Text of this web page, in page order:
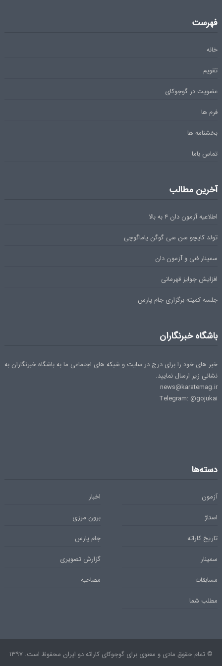
فهرست
خانه
تقویم
عضویت در گوجوکای
فرم ها
بخشنامه ها
تماس باما
آخرین مطالب
اطلاعیه آزمون دان ۴ به بالا
تولد کایچو سن سی گوگن یاماگوچی
سمینار فنی و آزمون دان
افزایش جوایز قهرمانی
جلسه کمیته برگزاری جام پارس
باشگاه خبرنگاران
خبر های خود را برای درج در سایت و شبکه های اجتماعی ما به باشگاه خبرنگاران به
نشانی زیر ارسال نمایید.
news@karatemag.ir
Telegram: @gojukai
دسته‌ها
آزمون
اخبار
استاژ
برون مرزی
تاریخ کاراته
جام پارس
سمینار
گزارش تصویری
مسابقات
مصاحبه
مطلب شما
© تمام حقوق مادی و معنوی برای گوجوکای کاراته دو ایران محفوظ است. ۱۳۹۷